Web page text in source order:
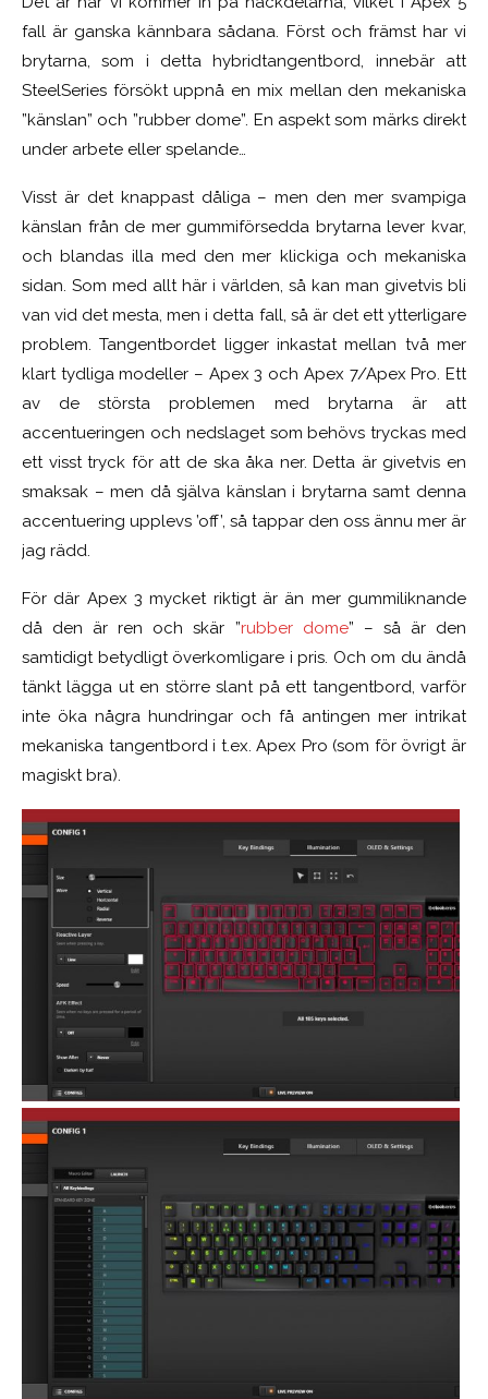
fall är ganska kännbara sådana. Först och främst har vi
brytarna, som i detta hybridtangentbord, innebär att
SteelSeries försökt uppnå en mix mellan den mekaniska
”känslan” och ”rubber dome”. En aspekt som märks direkt
under arbete eller spelande…
Visst är det knappast dåliga – men den mer svampiga
känslan från de mer gummiförsedda brytarna lever kvar,
och blandas illa med den mer klickiga och mekaniska
sidan. Som med allt här i världen, så kan man givetvis bli
van vid det mesta, men i detta fall, så är det ett ytterligare
problem. Tangentbordet ligger inkastat mellan två mer
klart tydliga modeller – Apex 3 och Apex 7/Apex Pro. Ett
av de största problemen med brytarna är att
accentueringen och nedslaget som behövs tryckas med
ett visst tryck för att de ska åka ner. Detta är givetvis en
smaksak – men då själva känslan i brytarna samt denna
accentuering upplevs ’off’, så tappar den oss ännu mer är
jag rädd.
För där Apex 3 mycket riktigt är än mer gummiliknande
då den är ren och skär ”rubber dome” – så är den
samtidigt betydligt överkomligare i pris. Och om du ändå
tänkt lägga ut en större slant på ett tangentbord, varför
inte öka några hundringar och få antingen mer intrikat
mekaniska tangentbord i t.ex. Apex Pro (som för övrigt är
magiskt bra).